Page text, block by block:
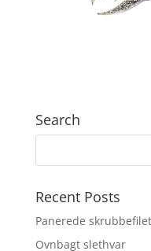
Search
Recent Posts
Panerede
Ovnbagt slethvar